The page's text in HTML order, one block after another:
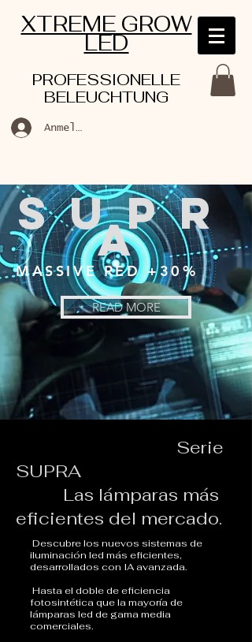
XTREME GROW
LED
PROFESSIONELLE
BELEUCHTUNG
Anmelden
SUPR
A
MASSIVE RED +30%
READ MORE
Serie
SUPRA
Las lámparas más
eficientes del mercado.
Descubre los nuevos sistemas de
iluminación led más eficientes,
desarrollados con IA avanzada.
Hasta el doble de eficiencia
fotosintética que la mayoría de
lámparas led de gama media
comerciales.